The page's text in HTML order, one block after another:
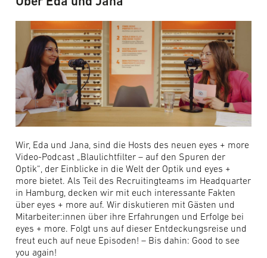
Wir, Eda und Jana, sind die Hosts des neuen eyes + more
Video-Podcast „Blaulichtfilter – auf den Spuren der
Optik“, der Einblicke in die Welt der Optik und eyes +
more bietet. Als Teil des Recruitingteams im Headquarter
in Hamburg, decken wir mit euch interessante Fakten
über eyes + more auf. Wir diskutieren mit Gästen und
Mitarbeiter:innen über ihre Erfahrungen und Erfolge bei
eyes + more. Folgt uns auf dieser Entdeckungsreise und
freut euch auf neue Episoden! – Bis dahin: Good to see
you again!